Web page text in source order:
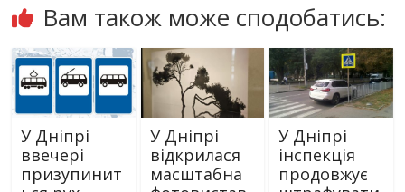
Вам також може сподобатись:
У Дніпрі
ввечері
призупинит
У Дніпрі
відкрилася
масштабна
У Дніпрі
інспекція
продовжує